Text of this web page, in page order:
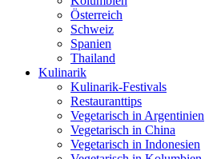
Österreich
Schweiz
Spanien
Thailand
Kulinarik
Kulinarik-Festivals
Restauranttips
Vegetarisch in Argentinien
Vegetarisch in China
Vegetarisch in Indonesien